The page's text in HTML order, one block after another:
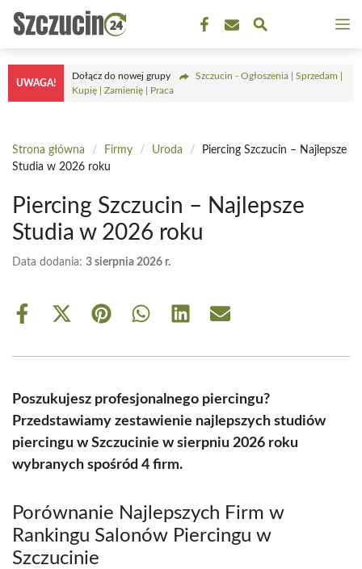
Przejdź
treści
UWAGA!
Dołącz do nowej grupy
Szczucin - Ogłoszenia | Sprzedam |
Kupię | Zamienię | Praca
Strona główna / Firmy / Uroda /
Piercing Szczucin – Najlepsze
Studia w 2026 roku
Piercing Szczucin – Najlepsze
Studia w 2026 roku
Data dodania: 3 sierpnia 2026 r.
Share
Share
(Twitter)
Share Share Share Share
Poszukujesz profesjonalnego piercingu?
Przedstawiamy zestawienie najlepszych studiów
piercingu w Szczucinie w sierpniu 2026 roku
wybranych spośród 4 firm.
Porównanie Najlepszych Firm w
Rankingu Salonów Piercingu w
Szczucinie